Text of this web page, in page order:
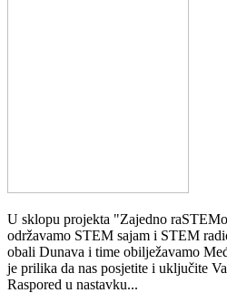
U sklopu projekta "Zajedno
održavamo STEM sajam i STEM
obali Dunava i time obilježavamo
je prilika da nas posjetite i uključite
Raspored u nastavku...